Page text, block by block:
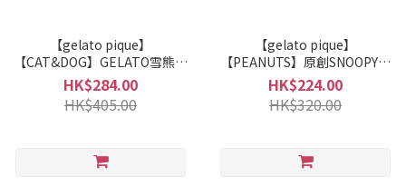
【gelato pique】
【CAT&DOG】GELATO雪熊提
花套頭衫 PAGG255568
HK$284.00
HK$405.00
【gelato pique】
【PEANUTS】原創SNOOPY圖
案抽繩包套裝(2個)
PWGB255675
HK$224.00
HK$320.00